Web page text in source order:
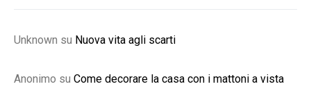
Unknown su Nuova vita agli scarti
Anonimo su Come decorare la casa con i mattoni a vista